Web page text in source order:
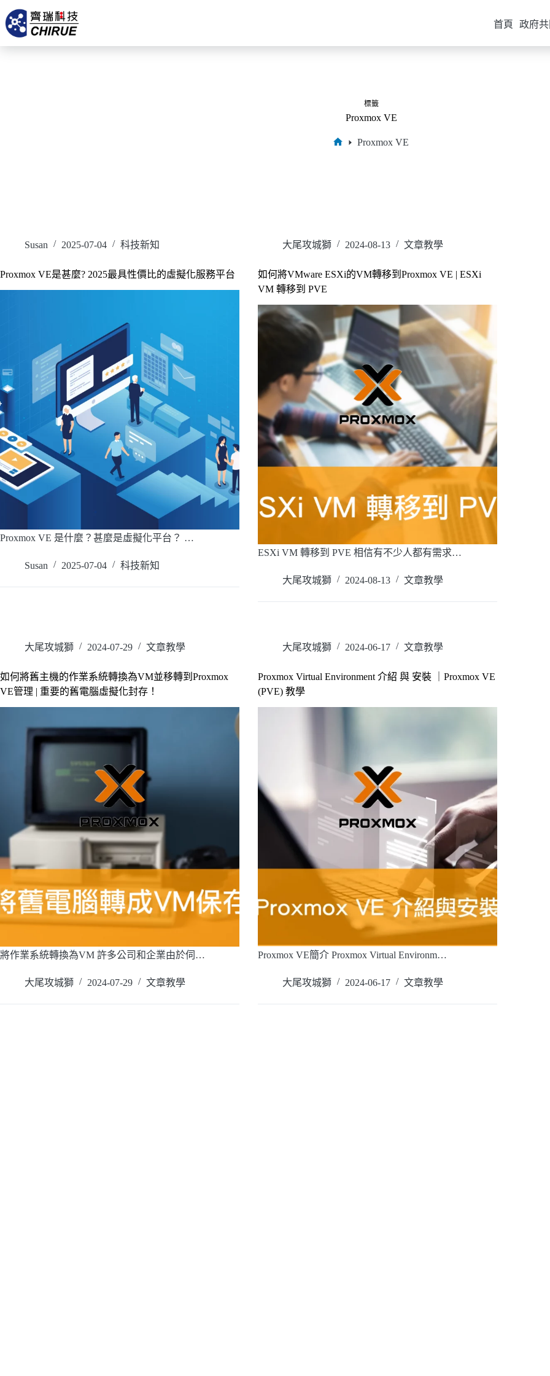
首頁 政府
標籤
Proxmox VE
Proxmox VE
Susan 2025-07-04 科技新知
Proxmox VE是甚麼? 2025最具性價比的虛擬化服務平台
Proxmox VE 是什麼？甚麼是虛擬化平台？ …
Susan 2025-07-04 科技新知
大尾攻城獅 2024-08-13 文章教學
如何將VMware ESXi的VM轉移到Proxmox VE | ESXi
VM 轉移到 PVE
ESXi VM 轉移到 PVE 相信有不少人都有需求…
大尾攻城獅 2024-08-13 文章教學
大尾攻城獅 2024-07-29 文章教學
如何將舊主機的作業系統轉換為VM並移轉到Proxmox
VE管理 | 重要的舊電腦虛擬化封存！
將作業系統轉換為VM 許多公司和企業由於伺…
大尾攻城獅 2024-07-29 文章教學
大尾攻城獅 2024-06-17 文章教學
Proxmox Virtual Environment 介紹 與 安裝 ｜Proxmox VE
(PVE) 教學
Proxmox VE簡介 Proxmox Virtual Environm…
大尾攻城獅 2024-06-17 文章教學